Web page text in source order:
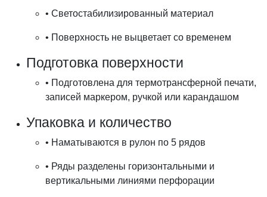
• Светостабилизированный материал
• Поверхность не выцветает со временем
Подготовка поверхности
• Подготовлена для термотрансферной печати,
записей маркером, ручкой или карандашом
Упаковка и количество
• Наматываются в рулон по 5 рядов
• Ряды разделены горизонтальными и
вертикальными линиями перфорации